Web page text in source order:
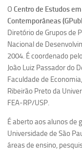
Inscrição
Atividades
Cátedras
Pesquisa
Grupos de Estudo
Carreira
Grupo de
em Saúde
(Confluencia)
O Centro de Estudos
Contemporâneas
Diretório de Grupos de
Nacional de
2004. É coordenado
João Luiz Passador do
Faculdade de
Ribeirão Preto da
FEA-RP/USP.
É aberto aos alunos de
Universidade de São
áreas de ensino,